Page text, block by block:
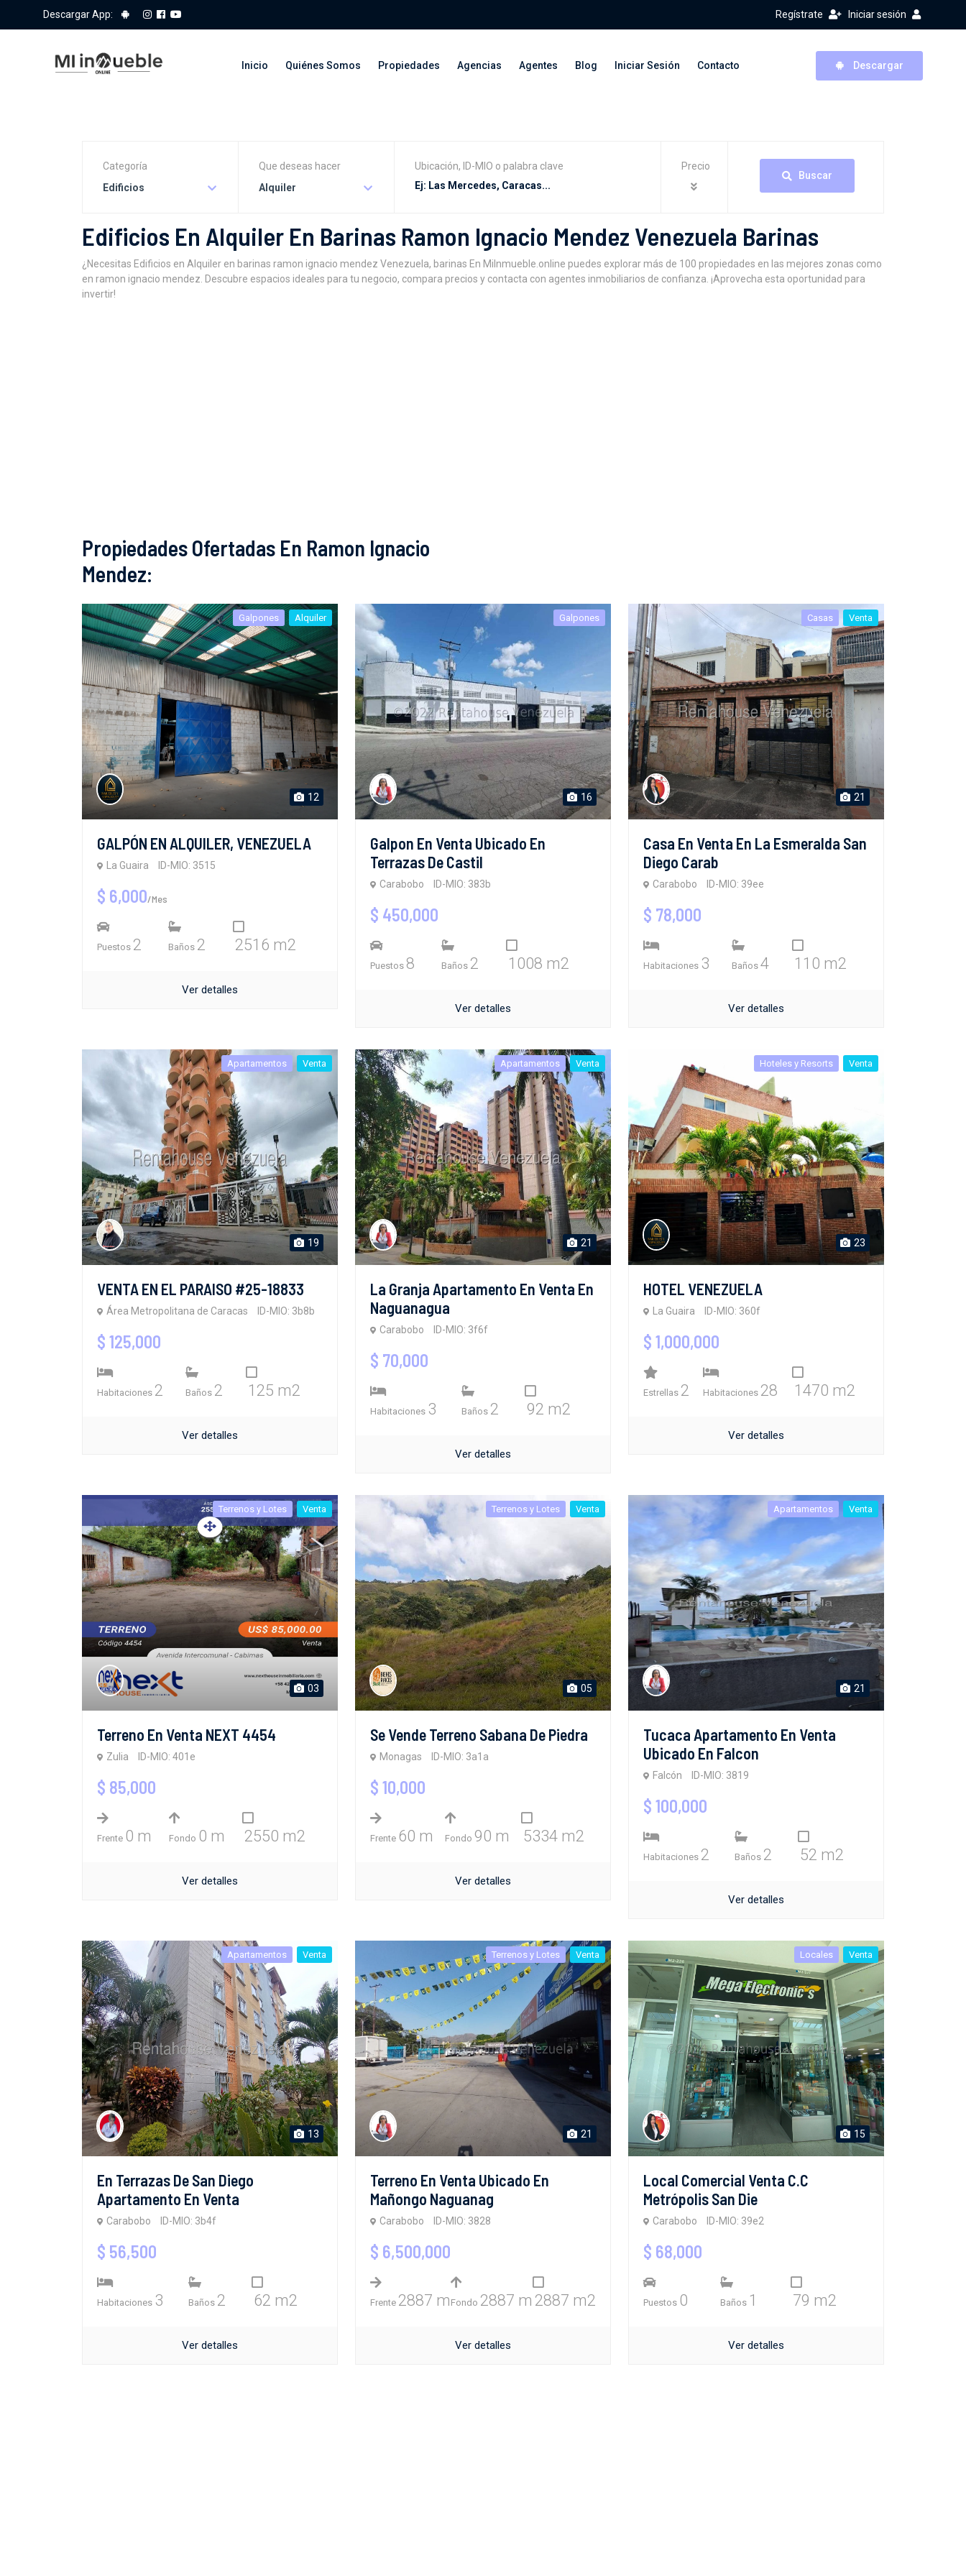
Descargar App: Regístrate Iniciar sesión
Inicio Quiénes Somos Propiedades Agencias Agentes Blog Iniciar Sesión Contacto Descargar
Categoría
Edificios
Que deseas hacer
Alquiler
Ubicación, ID-MIO o palabra clave
Precio
Buscar
Edificios En Alquiler En Barinas Ramon Ignacio Mendez Venezuela Barinas
¿Necesitas Edificios en Alquiler en barinas ramon ignacio mendez Venezuela, barinas En MiInmueble.online puedes explorar más de 100 propiedades en las mejores zonas como
en ramon ignacio mendez. Descubre espacios ideales para tu negocio, compara precios y contacta con agentes inmobiliarios de confianza. ¡Aprovecha esta oportunidad para
invertir!
Propiedades Ofertadas En Ramon Ignacio
Mendez:
Galpones Alquiler
12
GALPÓN EN ALQUILER, VENEZUELA
La Guaira ID-MIO: 3515
$ 6,000/Mes
Puestos 2 Baños 2 2516 m2
Ver detalles
Galpones
16
Galpon En Venta Ubicado En
Terrazas De Castil
Carabobo ID-MIO: 383b
$ 450,000
Puestos 8 Baños 2 1008 m2
Ver detalles
Casas Venta
21
Casa En Venta En La Esmeralda San
Diego Carab
Carabobo ID-MIO: 39ee
$ 78,000
Habitaciones 3 Baños 4 110 m2
Ver detalles
Apartamentos Venta
19
VENTA EN EL PARAISO #25-18833
Área Metropolitana de Caracas ID-MIO: 3b8b
$ 125,000
Habitaciones 2 Baños 2 125 m2
Ver detalles
Apartamentos Venta
21
La Granja Apartamento En Venta En
Naguanagua
Carabobo ID-MIO: 3f6f
$ 70,000
Habitaciones 3 Baños 2 92 m2
Ver detalles
Hoteles y Resorts Venta
23
HOTEL VENEZUELA
La Guaira ID-MIO: 360f
$ 1,000,000
Estrellas 2 Habitaciones 28 1470 m2
Ver detalles
Terrenos y Lotes Venta
03
Terreno En Venta NEXT 4454
Zulia ID-MIO: 401e
$ 85,000
Frente 0 m Fondo 0 m 2550 m2
Ver detalles
Terrenos y Lotes Venta
05
Se Vende Terreno Sabana De Piedra
Monagas ID-MIO: 3a1a
$ 10,000
Frente 60 m Fondo 90 m 5334 m2
Ver detalles
Apartamentos Venta
21
Tucaca Apartamento En Venta
Ubicado En Falcon
Falcón ID-MIO: 3819
$ 100,000
Habitaciones 2 Baños 2 52 m2
Ver detalles
Apartamentos Venta
13
En Terrazas De San Diego
Apartamento En Venta
Carabobo ID-MIO: 3b4f
$ 56,500
Habitaciones 3 Baños 2 62 m2
Ver detalles
Terrenos y Lotes Venta
21
Terreno En Venta Ubicado En
Mañongo Naguanag
Carabobo ID-MIO: 3828
$ 6,500,000
Frente 2887 m Fondo 2887 m 2887 m2
Ver detalles
Locales Venta
15
Local Comercial Venta C.C
Metrópolis San Die
Carabobo ID-MIO: 39e2
$ 68,000
Puestos 0 Baños 1 79 m2
Ver detalles